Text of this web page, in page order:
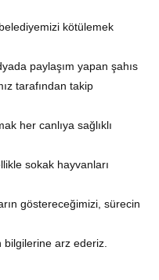
kötülemek
paylaşım yapan şahıs
tarafından takip
her canlıya sağlıklı
sokak hayvanları
göstereceğimizi, sürecin
bilgilerine arz ederiz.